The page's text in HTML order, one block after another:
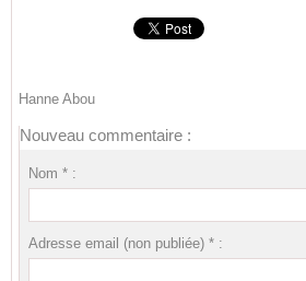
Hanne Abou
Nouveau commentaire :
Nom * :
Adresse email (non publiée) * :